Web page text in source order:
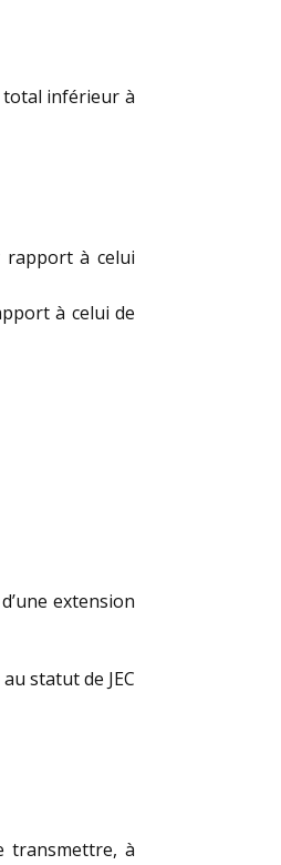
total inférieur à
rapport à celui
à celui de
extension
statut de JEC
transmettre, à